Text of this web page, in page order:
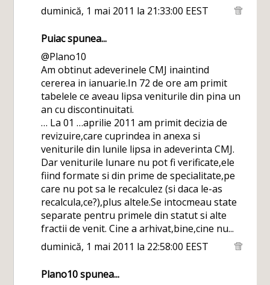
duminică, 1 mai 2011 la 21:33:00 EEST
Puiacspunea...
@Plano10
Am obtinut adeverinele CMJ inaintind
cererea in ianuarie.In 72 de ore am primit
tabelele ce aveau lipsa veniturile din pina un
an cu discontinuitati.
… La 01 …aprilie 2011 am primit decizia de
revizuire,care cuprindea in anexa si
veniturile din lunile lipsa in adeverinta CMJ.
Dar veniturile lunare nu pot fi verificate,ele
fiind formate si din prime de specialitate,pe
care nu pot sa le recalculez (si daca le-as
recalcula,ce?),plus altele.Se intocmeau state
separate pentru primele din statut si alte
fractii de venit. Cine a arhivat,bine,cine nu...
duminică, 1 mai 2011 la 22:58:00 EEST
Plano10spunea...